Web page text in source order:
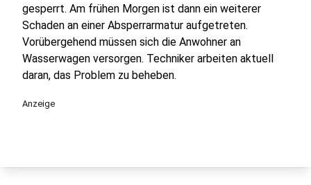
gesperrt. Am frühen Morgen ist dann ein weiterer
Schaden an einer Absperrarmatur aufgetreten.
Vorübergehend müssen sich die Anwohner an
Wasserwagen versorgen. Techniker arbeiten aktuell
daran, das Problem zu beheben.
Anzeige